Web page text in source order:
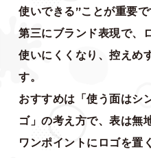
使いできる”ことが重要で
第三にブランド表現で、
使いにくくなり、控えめ
す。
おすすめは「使う面はシ
ゴ」の考え方で、表は無
ワンポイントにロゴを置